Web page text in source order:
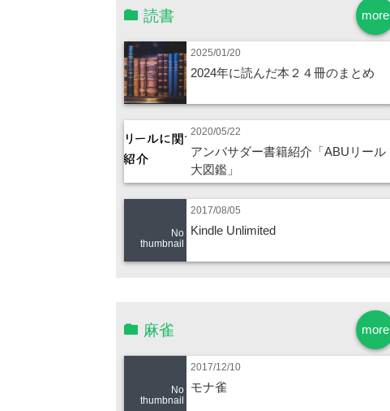
more
読書
2025/01/20
2024年に読んだ本２４冊のまとめ
2020/05/22
アンバサダー書籍紹介「ABUリール
大図鑑」
No
thumbnail
2017/08/05
Kindle Unlimited
more
麻雀
No
thumbnail
2017/12/10
モナ雀